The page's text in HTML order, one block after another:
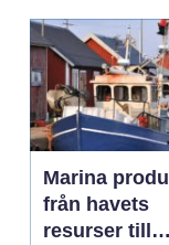
Marina
från havets
resurser till